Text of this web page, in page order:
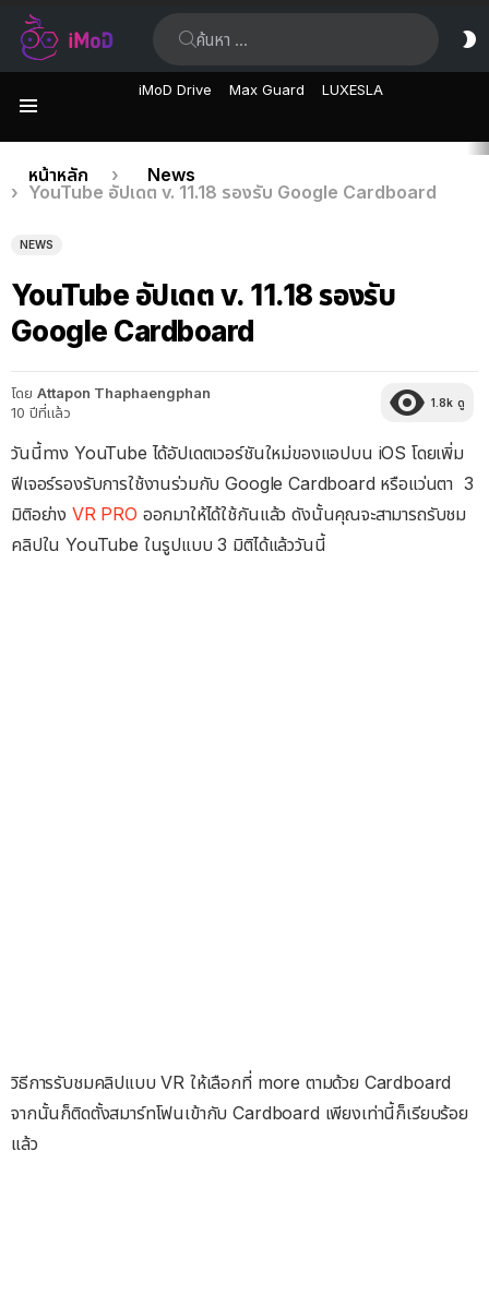
iMoD Drive Max Guard LUXESLA
เรื่อง
ล่าสุด
คุณอยู่ที่นี่:
หน้าหลัก
News
YouTube อัปเดต v. 11.18 รองรับ Google Cardboard
NEWS
YouTube อัปเดต v. 11.18 รองรับ
Google Cardboard
โดย Attapon Thaphaengphan
10 ปีที่แล้ว
1.8k ดู
วันนี้ทาง YouTube ได้อัปเดตเวอร์ชันใหม่ของแอปบน iOS โดยเพิ่ม
ฟีเจอร์รองรับการใช้งานร่วมกับ Google Cardboard หรือแว่นตา 3
มิติอย่าง VR PRO ออกมาให้ได้ใช้กันแล้ว ดังนั้นคุณจะสามารถรับชม
คลิปใน YouTube ในรูปแบบ 3 มิติได้แล้ววันนี้
วิธีการรับชมคลิปแบบ VR ให้เลือกที่ more ตามด้วย Cardboard
จากนั้นก็ติดตั้งสมาร์ทโฟนเข้ากับ Cardboard เพียงเท่านี้ก็เรียบร้อย
แล้ว